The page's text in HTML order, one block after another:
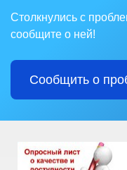
Столкнулись с
сообщите о ней!
Сообщить о